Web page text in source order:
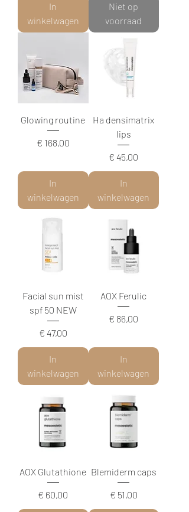
In
winkelwagen
Niet op
voorraad
Glowing routine
Prijs
€ 168,00
In
winkelwagen
Ha densimatrix
lips
Prijs
€ 45,00
In
winkelwagen
Facial sun mist
spf 50 NEW
Prijs
€ 47,00
In
winkelwagen
AOX Ferulic
Prijs
€ 86,00
In
winkelwagen
AOX Glutathione
Prijs
€ 60,00
Blemiderm caps
Prijs
€ 51,00